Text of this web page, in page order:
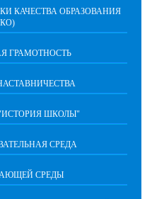
КАЧЕСТВА ОБРАЗОВАНИЯ
ГРАМОТНОСТЬ
ШКОЛЫ"
СРЕДА
СРЕДЫ